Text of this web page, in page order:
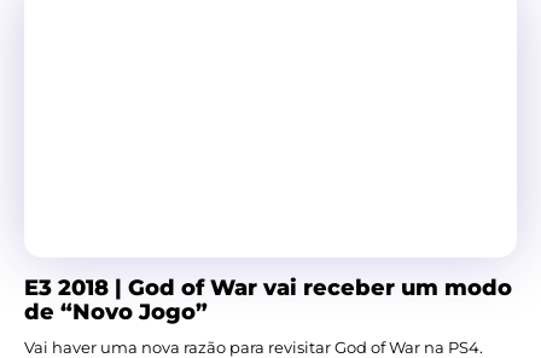
E3 2018 | God of War vai receber um modo
de “Novo Jogo”
Vai haver uma nova razão para revisitar God of War na PS4.